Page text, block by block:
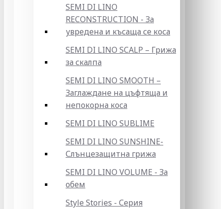
SEMI DI LINO
RECONSTRUCTION - За
увредена и късаща се коса
SEMI DI LINO SCALP – Грижа
за скалпа
SEMI DI LINO SMOOTH –
Заглаждане на цъфтяща и
непокорна коса
SEMI DI LINO SUBLIME
SEMI DI LINO SUNSHINE-
Слънцезащитна грижа
SEMI DI LINO VOLUME - За
обем
Style Stories - Серия